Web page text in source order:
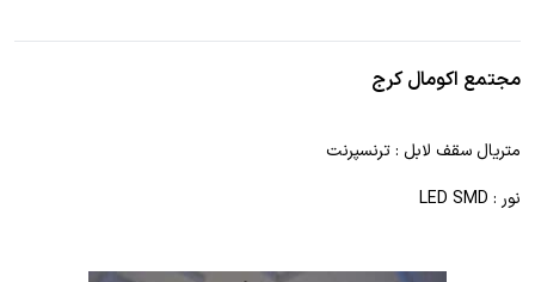
مجتمع اکومال کرج
متریال سقف لابل : ترنسپرنت
نور : LED SMD